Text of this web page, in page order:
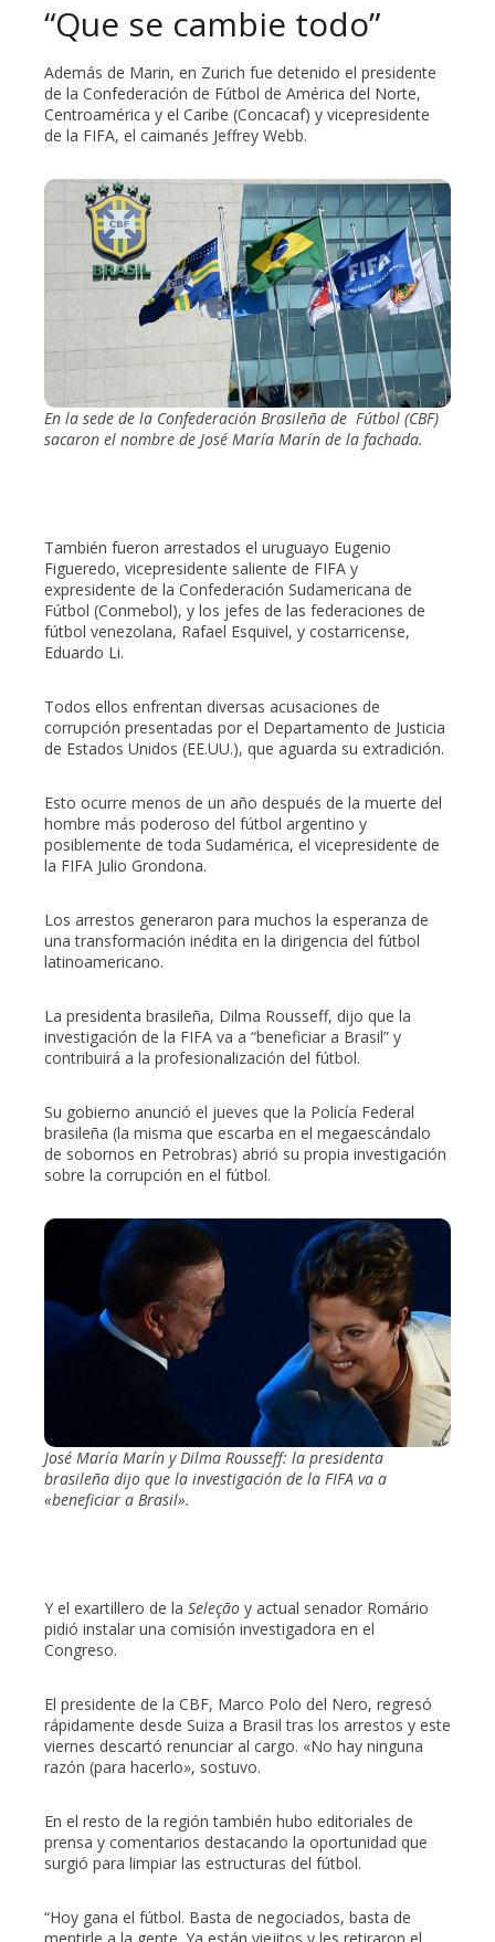
“Que se cambie todo”
Además de Marin, en Zurich fue detenido el presidente
de la Confederación de Fútbol de América del Norte,
Centroamérica y el Caribe (Concacaf) y vicepresidente
de la FIFA, el caimanés Jeffrey Webb.
En la sede de la Confederación Brasileña de Fútbol (CBF)
sacaron el nombre de José María Marín de la fachada.
También fueron arrestados el uruguayo Eugenio
Figueredo, vicepresidente saliente de FIFA y
expresidente de la Confederación Sudamericana de
Fútbol (Conmebol), y los jefes de las federaciones de
fútbol venezolana, Rafael Esquivel, y costarricense,
Eduardo Li.
Todos ellos enfrentan diversas acusaciones de
corrupción presentadas por el Departamento de Justicia
de Estados Unidos (EE.UU.), que aguarda su extradición.
Esto ocurre menos de un año después de la muerte del
hombre más poderoso del fútbol argentino y
posiblemente de toda Sudamérica, el vicepresidente de
la FIFA Julio Grondona.
Los arrestos generaron para muchos la esperanza de
una transformación inédita en la dirigencia del fútbol
latinoamericano.
La presidenta brasileña, Dilma Rousseff, dijo que la
investigación de la FIFA va a “beneficiar a Brasil” y
contribuirá a la profesionalización del fútbol.
Su gobierno anunció el jueves que la Policía Federal
brasileña (la misma que escarba en el megaescándalo
de sobornos en Petrobras) abrió su propia investigación
sobre la corrupción en el fútbol.
José María Marín y Dilma Rousseff: la presidenta
brasileña dijo que la investigación de la FIFA va a
«beneficiar a Brasil».
Y el exartillero de la Seleção y actual senador Romário
pidió instalar una comisión investigadora en el
Congreso.
El presidente de la CBF, Marco Polo del Nero, regresó
rápidamente desde Suiza a Brasil tras los arrestos y este
viernes descartó renunciar al cargo. «No hay ninguna
razón (para hacerlo», sostuvo.
En el resto de la región también hubo editoriales de
prensa y comentarios destacando la oportunidad que
surgió para limpiar las estructuras del fútbol.
“Hoy gana el fútbol. Basta de negociados, basta de